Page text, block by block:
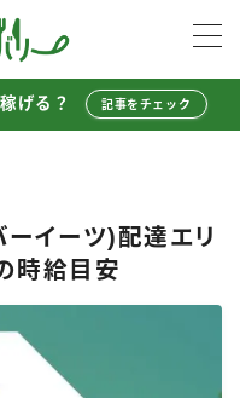
げる？ 記事をチェック
イーツ)配達エリ
時給目安